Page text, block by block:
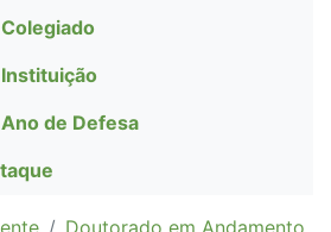
de Defesa
Doutorado em Andamento